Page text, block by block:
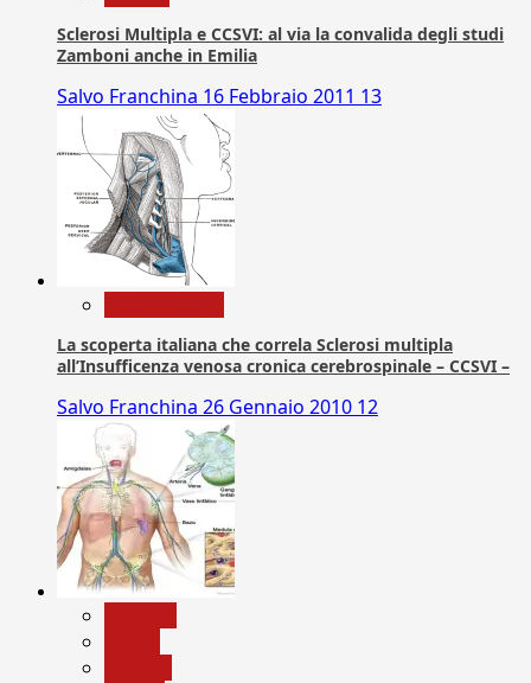
Sclerosi Multipla e CCSVI: al via la convalida degli studi
Zamboni anche in Emilia
Salvo Franchina 16 Febbraio 2011 13
La scoperta italiana che correla Sclerosi multipla
all’Insufficenza venosa cronica cerebrospinale – CCSVI –
Salvo Franchina 26 Gennaio 2010 12